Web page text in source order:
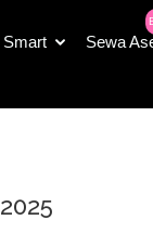
Smart Sewa